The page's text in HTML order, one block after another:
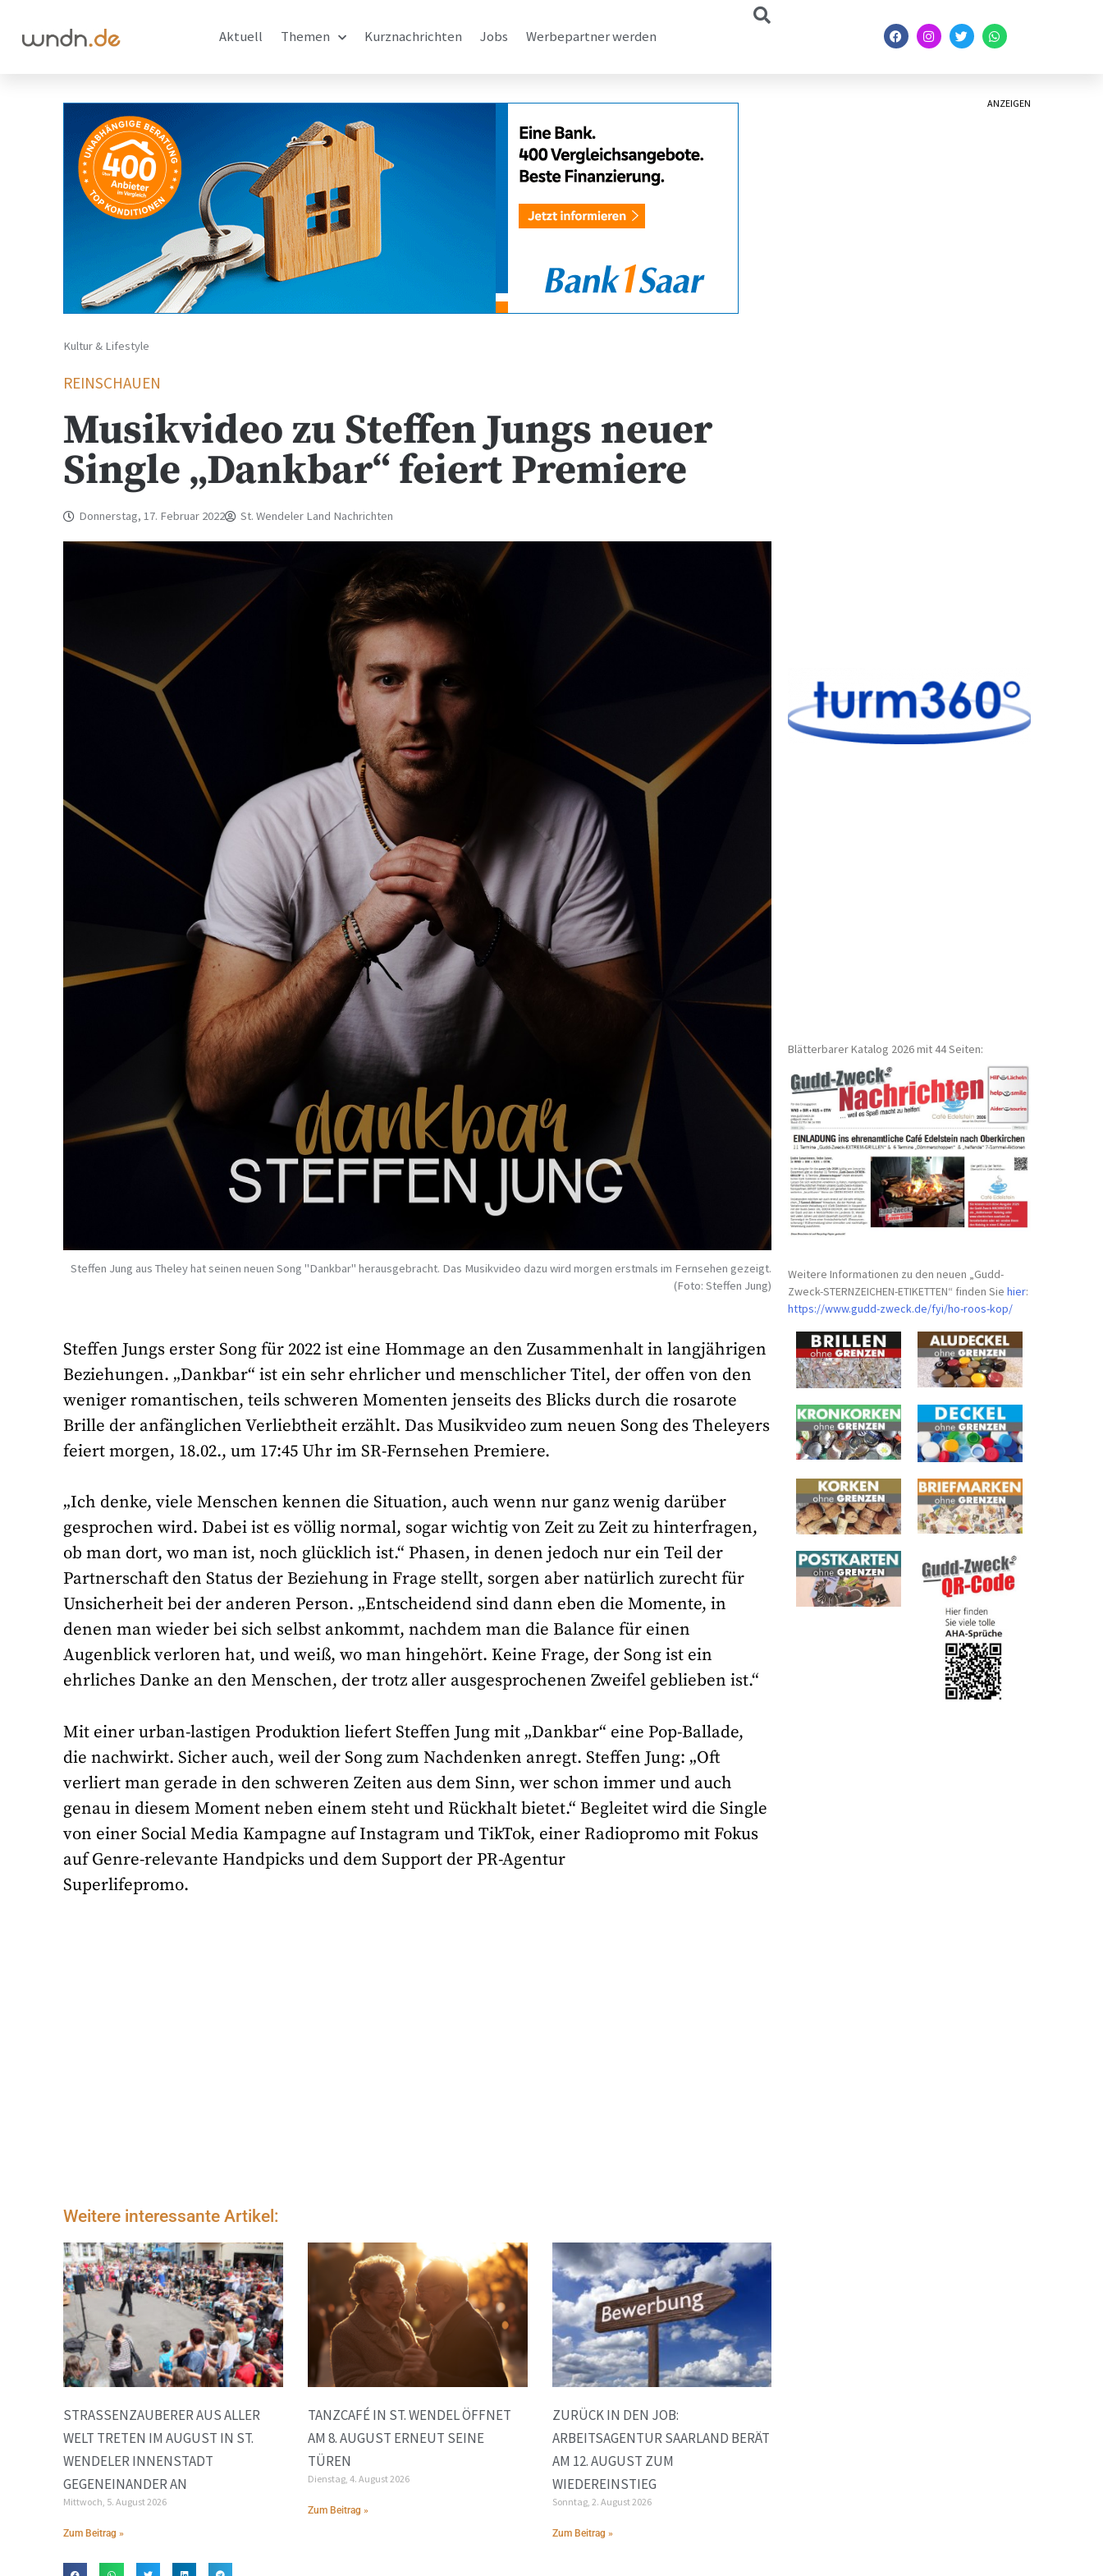
Aktuell Themen Kurznachrichten Jobs Werbepartner werden
Kultur & Lifestyle
REINSCHAUEN
Musikvideo zu Steffen Jungs neuer
Single „Dankbar“ feiert Premiere
Donnerstag, 17. Februar 2022 St. Wendeler Land Nachrichten
Steffen Jung aus Theley hat seinen neuen Song "Dankbar" herausgebracht. Das Musikvideo dazu wird morgen erstmals im Fernsehen gezeigt.
(Foto: Steffen Jung)
Steffen Jungs erster Song für 2022 ist eine Hommage an den Zusammenhalt in langjährigen
Beziehungen. „Dankbar“ ist ein sehr ehrlicher und menschlicher Titel, der offen von den
weniger romantischen, teils schweren Momenten jenseits des Blicks durch die rosarote
Brille der anfänglichen Verliebtheit erzählt. Das Musikvideo zum neuen Song des Theleyers
feiert morgen, 18.02., um 17:45 Uhr im SR-Fernsehen Premiere.
„Ich denke, viele Menschen kennen die Situation, auch wenn nur ganz wenig darüber
gesprochen wird. Dabei ist es völlig normal, sogar wichtig von Zeit zu Zeit zu hinterfragen,
ob man dort, wo man ist, noch glücklich ist.“ Phasen, in denen jedoch nur ein Teil der
Partnerschaft den Status der Beziehung in Frage stellt, sorgen aber natürlich zurecht für
Unsicherheit bei der anderen Person. „Entscheidend sind dann eben die Momente, in
denen man wieder bei sich selbst ankommt, nachdem man die Balance für einen
Augenblick verloren hat, und weiß, wo man hingehört. Keine Frage, der Song ist ein
ehrliches Danke an den Menschen, der trotz aller ausgesprochenen Zweifel geblieben ist.“
Mit einer urban-lastigen Produktion liefert Steffen Jung mit „Dankbar“ eine Pop-Ballade,
die nachwirkt. Sicher auch, weil der Song zum Nachdenken anregt. Steffen Jung: „Oft
verliert man gerade in den schweren Zeiten aus dem Sinn, wer schon immer und auch
genau in diesem Moment neben einem steht und Rückhalt bietet.“ Begleitet wird die Single
von einer Social Media Kampagne auf Instagram und TikTok, einer Radiopromo mit Fokus
auf Genre-relevante Handpicks und dem Support der PR-Agentur
Superlifepromo.
Weitere interessante Artikel:
STRASSENZAUBERER AUS ALLER W
ELT TRETEN IM AUGUST IN ST. W
ENDELER INNENSTADT G
EGENEINANDER AN
Mittwoch, 5. August 2026
Zum Beitrag »
TANZCAFÉ IN ST. WENDEL ÖFFNET
AM 8. AUGUST ERNEUT SEINE
TÜREN
Dienstag, 4. August 2026
Zum Beitrag »
ZURÜCK IN DEN JOB:
ARBEITSAGENTUR SAARLAND BERÄT
AM 12. AUGUST ZUM
WIEDEREINSTIEG
Sonntag, 2. August 2026
Zum Beitrag »
ANZEIGEN
Blätterbarer Katalog 2026 mit 44 Seiten:
Weitere Informationen zu den neuen „Gudd-
Zweck-STERNZEICHEN-ETIKETTEN“ finden Siehier:
https://www.gudd-zweck.de/fyi/ho-roos-kop/